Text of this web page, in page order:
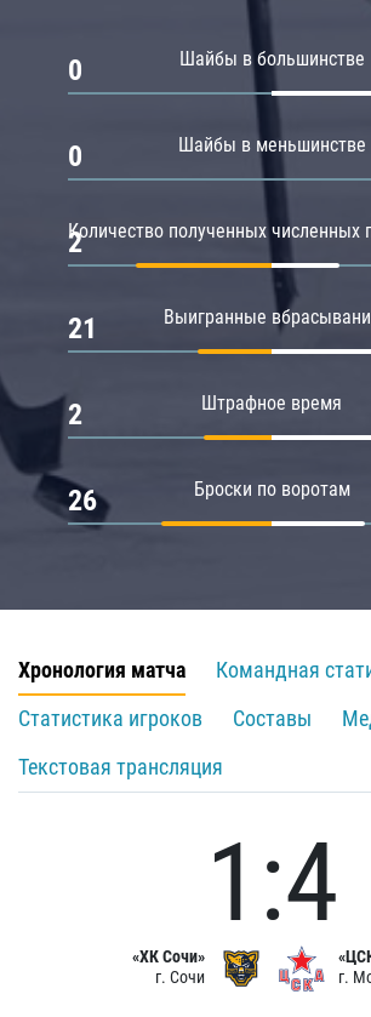
Шайбы в большинстве
0
Шайбы в меньшинстве
0
Количество полученных численных
2
Выигранные
21
Штрафное время
2
Броски по воротам
26
Хронология матча
Командная
Статистика игроков
Составы
Текстовая трансляция
«ХК Сочи»
г. Сочи
1:4
г.